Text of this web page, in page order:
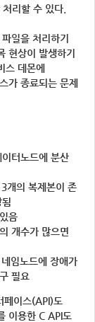
리할 수 있다.
일을 처리하기
현상이 발생하기
스 데몬에
종료되는 문제
터노드에 분산
개의 복제본이 존
음
개수가 많으면
임노드에 장애가
필요
페이스(API)도
이용한 C API도